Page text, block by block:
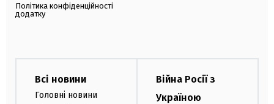
Політика конфіденційності
додатку
Всі новини
Головні новини
Війна Росії з
Україною